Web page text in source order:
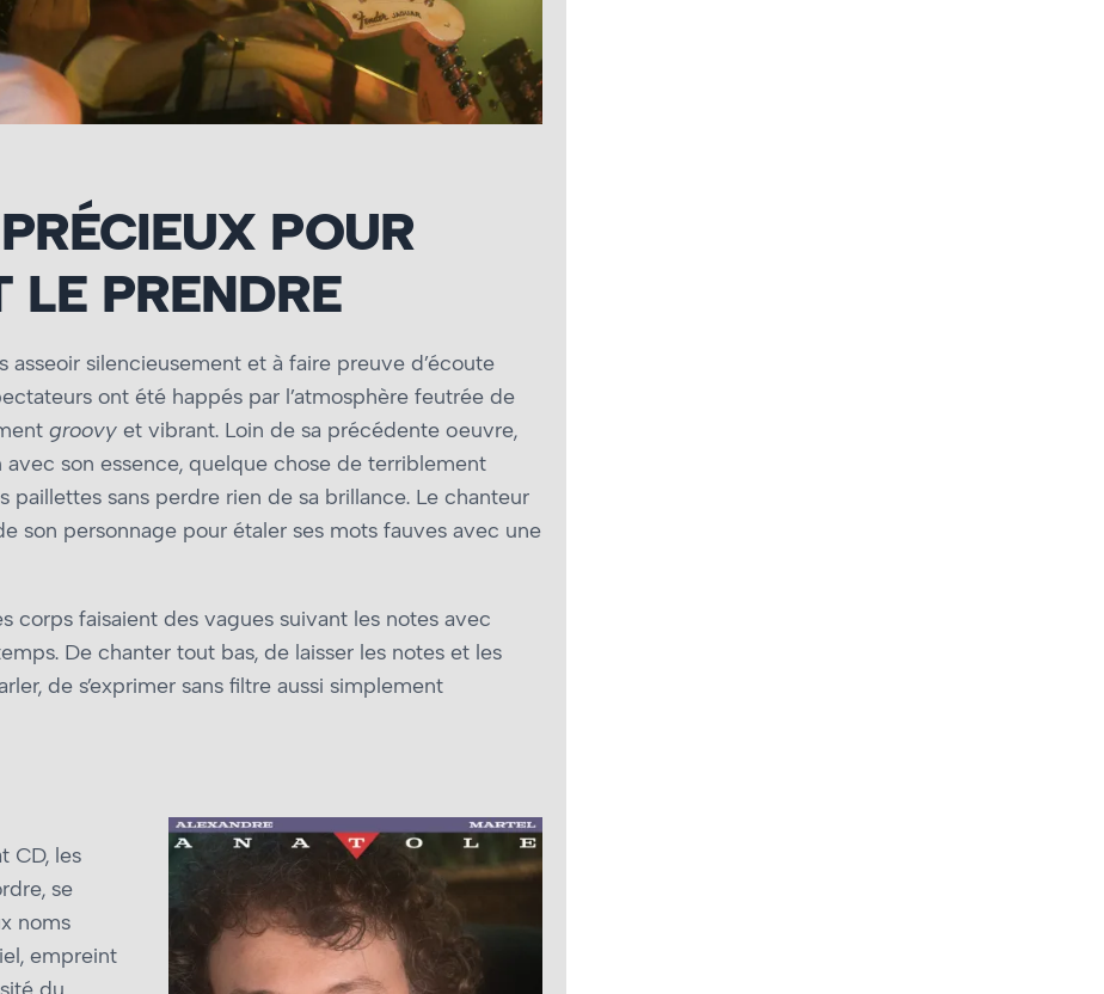
POUR
LE PRENDRE
asseoir silencieusement et à faire preuve d’écoute
ont été happés par l’atmosphère feutrée de
groovy et vibrant. Loin de sa précédente œuvre,
son essence, quelque chose de terriblement
sans perdre rien de sa brillance. Le chanteur
son personnage pour étaler ses mots fauves avec une
corps faisaient des vagues suivant les notes avec
De chanter tout bas, de laisser les notes et les
de s’exprimer sans filtre aussi simplement
CD, les
se
noms
empreint
du